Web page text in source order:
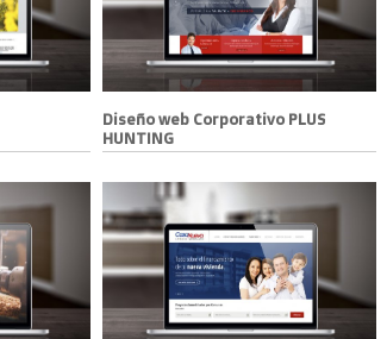
Diseño web Corporativo PLUS
HUNTING